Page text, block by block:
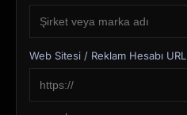
Web Sitesi / Reklam Hesabı URL